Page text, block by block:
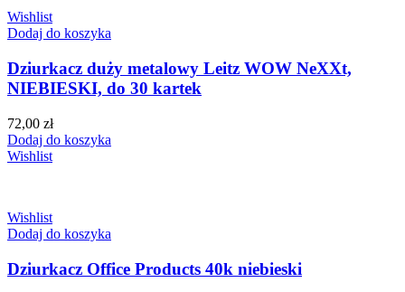
Wishlist
Dodaj do koszyka
Dziurkacz duży metalowy Leitz WOW NeXXt,
NIEBIESKI, do 30 kartek
72,00 zł
Dodaj do koszyka
Wishlist
Wishlist
Dodaj do koszyka
Dziurkacz Office Products 40k niebieski